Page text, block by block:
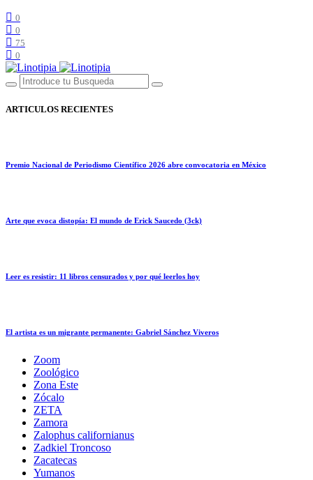
0
0
75
0
ARTICULOS RECIENTES
Premio Nacional de Periodismo Científico 2026 abre convocatoria en México
Arte que evoca distopía: El mundo de Erick Saucedo (3ck)
Leer es resistir: 11 libros censurados y por qué leerlos hoy
El artista es un migrante permanente: Gabriel Sánchez Viveros
Zoom
Zoológico
Zona Este
Zócalo
ZETA
Zamora
Zalophus californianus
Zadkiel Troncoso
Zacatecas
Yumanos